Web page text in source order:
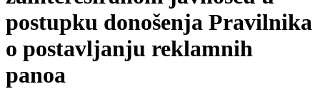
postupku donošenja Pravilnika
o postavljanju reklamnih
panoa